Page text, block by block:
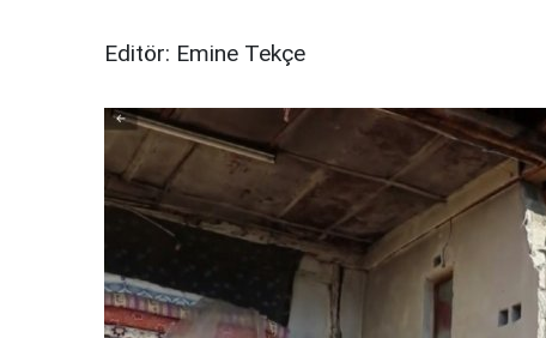
Editör: Emine Tekçe